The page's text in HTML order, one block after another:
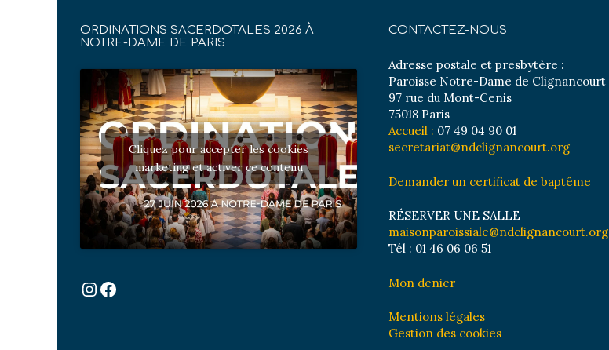
ORDINATIONS SACERDOTALES 2026 À
NOTRE-DAME DE PARIS
Cliquez pour accepter les cookies
marketing et activer ce contenu
Instagram
Facebook
CONTACTEZ-NOUS
Adresse postale et presbytère :
Paroisse Notre-Dame de Clignancourt
97 rue du Mont-Cenis
75018 Paris
Accueil : 07 49 04 90 01
secretariat@ndclignancourt.org
Demander un certificat de baptême
RÉSERVER UNE SALLE
maisonparoissiale@ndclignancourt.org
Tél : 01 46 06 06 51
Mon denier
Mentions légales
Gestion des cookies